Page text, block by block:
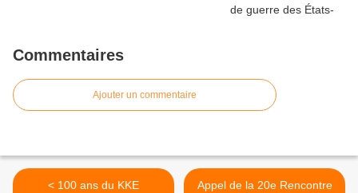
Commentaires
Ajouter un commentaire
< 100 ans du KKE
Appel de la 20e Rencontre